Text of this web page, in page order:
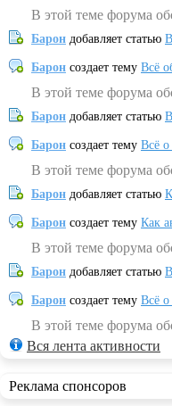
В этой теме форума
Барон добавляет статью
Барон создает тему Всё
В этой теме форума
Барон добавляет статью
Барон создает тему Всё о
В этой теме форума
Барон добавляет статью
Барон создает тему Как
В этой теме форума
Барон добавляет статью
Барон создает тему Всё о
В этой теме форума
Вся лента активности
Реклама спонсоров